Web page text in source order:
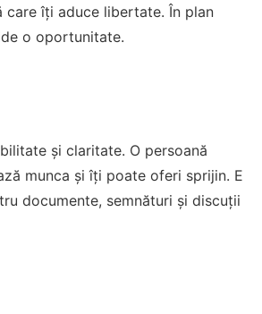
îți aduce libertate. În plan
o oportunitate.
și claritate. O persoană
munca și îți poate oferi sprijin. E
documente, semnături și discuții